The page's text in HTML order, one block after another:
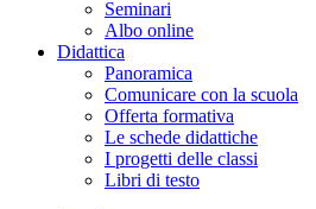
Seminari
Albo online
Didattica
Panoramica
Comunicare con la scuola
Offerta formativa
Le schede didattiche
I progetti delle classi
Libri di testo